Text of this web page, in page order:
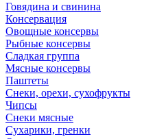
Говядина и свинина
Консервация
Овощные консервы
Рыбные консервы
Сладкая группа
Мясные консервы
Паштеты
Снеки, орехи, сухофрукты
Чипсы
Снеки мясные
Сухарики, гренки